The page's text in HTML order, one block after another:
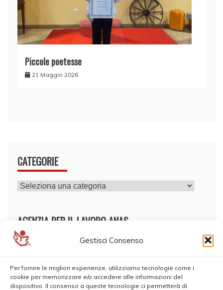
Gestisci Consenso
Per fornire le migliori esperienze, utilizziamo tecnologie come i
cookie per memorizzare e/o accedere alle informazioni del
dispositivo. Il consenso a queste tecnologie ci permetterà di
Piccole poetesse
21 Maggio 2026
CATEGORIE
CATEGORIE
AGENZIA PER IL LAVORO ANAS